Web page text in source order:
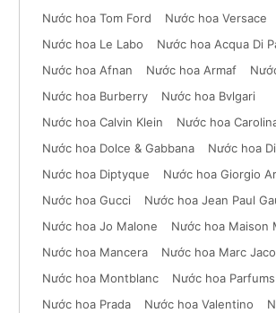
Nước hoa Tom Ford
Nước hoa Versace
Nước hoa Le Labo
Nước hoa Acqua Di
Nước hoa Afnan
Nước hoa Armaf
Nước hoa Burberry
Nước hoa Bvlgari
Nước hoa Calvin Klein
Nước hoa
Nước hoa Dolce & Gabbana
Nước hoa
Nước hoa Diptyque
Nước hoa Giorgio
Nước hoa Gucci
Nước hoa Jean Paul
Nước hoa Jo Malone
Nước hoa Maison
Nước hoa Mancera
Nước hoa Marc
Nước hoa Montblanc
Nước hoa
Nước hoa Prada
Nước hoa Valentino